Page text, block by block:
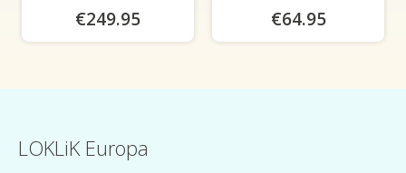
€249.95 €64.95
LOKLiK Europa